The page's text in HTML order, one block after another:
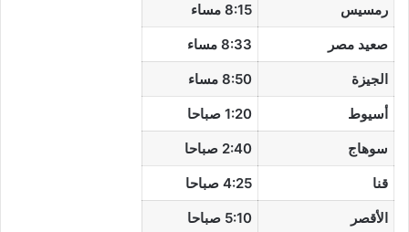
رمسيس
8:15 مساء
صعيد مصر
8:33 مساء
الجيزة
8:50 مساء
أسيوط
1:20 صباحا
سوهاج
2:40 صباحا
قنا
4:25 صباحا
الأقصر
5:10 صباحا